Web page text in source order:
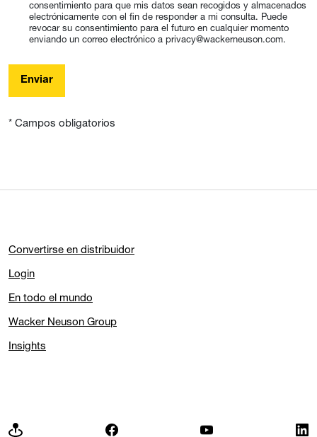
consentimiento para que mis datos sean recogidos y almacenados
electrónicamente con el fin de responder a mi consulta. Puede
revocar su consentimiento para el futuro en cualquier momento
enviando un correo electrónico a privacy@wackerneuson.com.
Enviar
* Campos obligatorios
Convertirse en distribuidor
Login
En todo el mundo
Wacker Neuson Group
Insights